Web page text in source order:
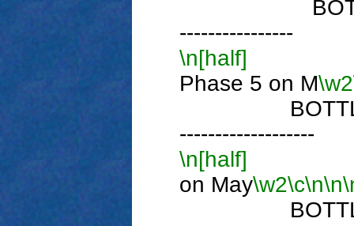
----------------
\n[half]
Phase 5 on M\w2
BOTTLE
-------------------
\n[half]
on May\w2\c\n\n
BOTTLE